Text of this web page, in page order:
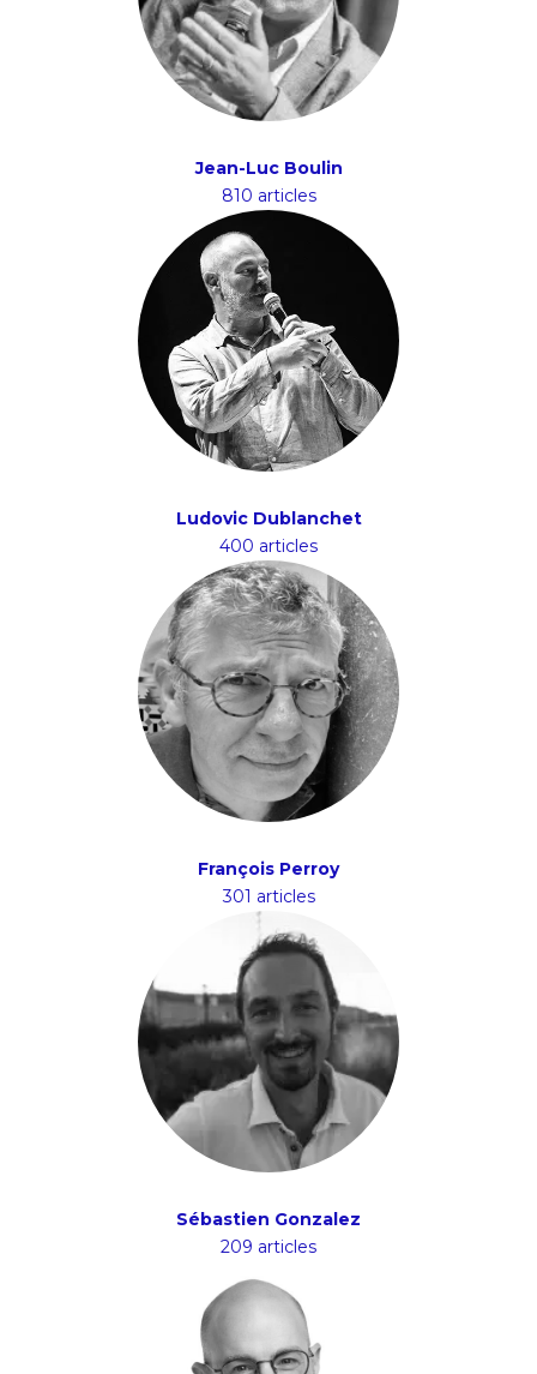
Jean-Luc Boulin
810 articles
Ludovic Dublanchet
400 articles
François Perroy
301 articles
Sébastien Gonzalez
209 articles